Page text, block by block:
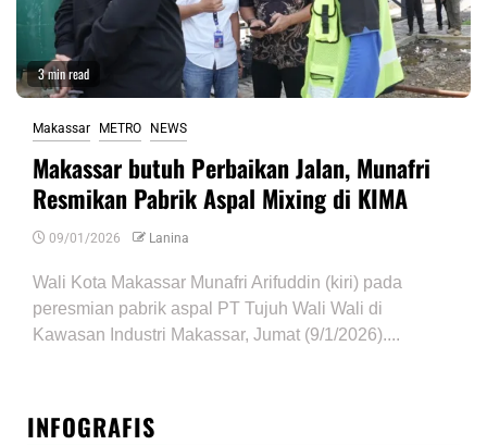
3 min read
Makassar METRO NEWS
Makassar butuh Perbaikan Jalan, Munafri
Resmikan Pabrik Aspal Mixing di KIMA
09/01/2026 Lanina
Wali Kota Makassar Munafri Arifuddin (kiri) pada
peresmian pabrik aspal PT Tujuh Wali Wali di
Kawasan Industri Makassar, Jumat (9/1/2026)....
INFOGRAFIS